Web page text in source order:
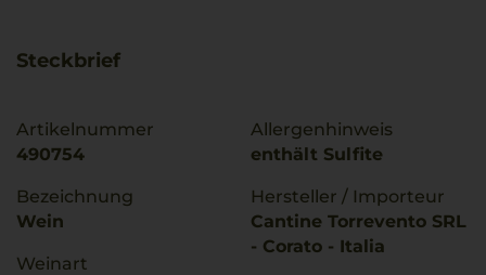
Steckbrief
Artikelnummer
490754
Bezeichnung
Wein
Weinart
Allergenhinweis
enthält Sulfite
Hersteller / Importeur
Cantine Torrevento SRL
- Corato - Italia